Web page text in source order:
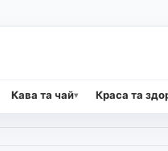
Кава та чай Краса та